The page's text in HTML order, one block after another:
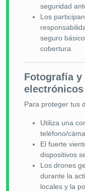
seguridad
Los
seguro
cobertura.
Fotografía
electrónicos
Para proteger tus
Utiliza una
teléfono/
El fuerte
dispositivos
Los drones
durante la
locales y la